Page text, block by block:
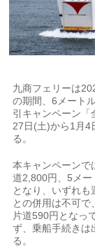
九商フェリーは
の期間、6メート
引キャンペーン「
27日(土)から1月4
る。
本キャンペーンで
道2,800円、5メ
となり、いずれも
との併用は不可
片道590円となっ
ず、乗船手続きは
る。